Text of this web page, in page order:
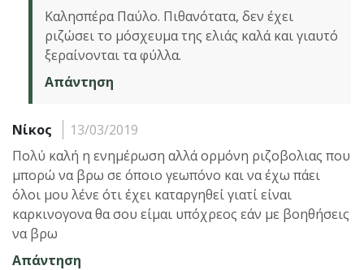
Καλησπέρα Παύλο. Πιθανότατα, δεν έχει
ριζώσει το μόσχευμα της ελιάς καλά και γιαυτό
ξεραίνονται τα φύλλα.
Απάντηση
Νίκος
13/03/2019
Πολύ καλή η ενημέρωση αλλά ορμόνη ριζοβολιας που
μπορώ να βρω σε όποιο γεωπόνο και να έχω πάει
όλοι μου λένε ότι έχει καταργηθεί γιατί είναι
καρκινογονα θα σου είμαι υπόχρεος εάν με βοηθήσεις
να βρω
Απάντηση